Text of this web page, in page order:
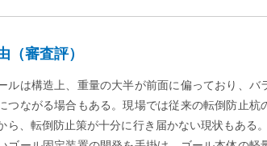
（審査評）
ルは構造上、重量の大半が前面に偏っており、
つながる場合もある。現場では従来の転倒防止
ら、転倒防止策が十分に行き届かない現状もある